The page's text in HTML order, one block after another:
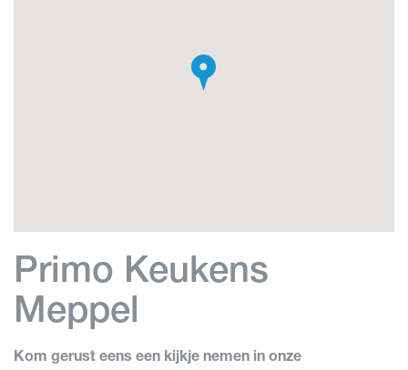
Primo Keukens
Meppel
Kom gerust eens een kijkje nemen in onze